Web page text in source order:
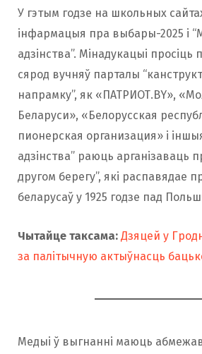
У гэтым годзе на школьных сайтах
інфармацыя пра выбары-2025 і
адзінства”. Мінадукацыі
сярод вучняў парталы
напрамку”, як «ПАТРИОТ.BY»,
Беларуси», «Белорусская
пионерская организация» і
адзінства” раюць арганізаваць
другом берегу”, які распавядае
беларусаў у 1925 годзе пад
Чытайце таксама: Дзяцей у
за палітычную актыўнасць
Медыі ў выгнанні маюць